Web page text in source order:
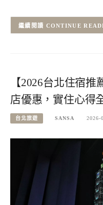
CONTINUE
【2026台北住宿
店優惠，實住心得
台北旅遊 SANSA 2026-